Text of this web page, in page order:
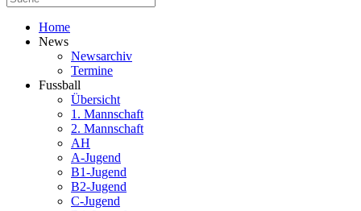
Home
News
Newsarchiv
Termine
Fussball
Übersicht
1. Mannschaft
2. Mannschaft
AH
A-Jugend
B1-Jugend
B2-Jugend
C-Jugend